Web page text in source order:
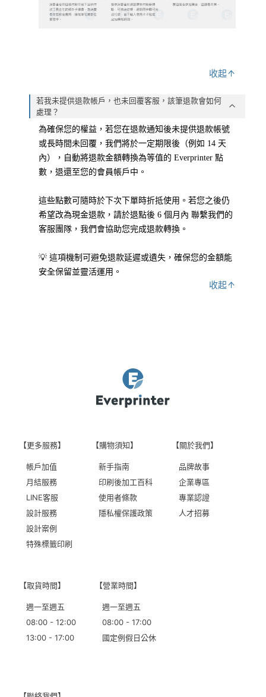
收起
若我未提供退款帳戶，也未回覆客服，該筆退款會如何
處理？
為確保您的權益，若您在退款通知後未提供退款帳號
或長時間未回覆，我們將於一定期限後（例如 14 天
內），自動將退款金額轉換為等值的 Everprinter 點
數，退還至您的會員帳戶中。
這些點數可隨時於下次下單時折抵使用。若您之後仍
希望改為現金退款，請於退點後 6 個月內 聯繫我們的
客服團隊，我們會協助您完成退款轉換。
💡 這項機制可避免退款延遲或遺失，確保您的金額能
安全保留並靈活運用。
收起
【更多服務】
帳戶加值
月結服務
LINE客服
設計服務
設計案例
特殊標籤印刷
【購物須知】
新手指南
印刷後加工百科
使用者條款
隱私權保護政策
【關於我們】
品牌故事
企業專區
專業認證
人才招募
【取貨時間】
週一至週五
08:00 - 12:00
13:00 - 17:00
【營業時間】
週一至週五
08:00 - 17:00
國定例假日公休